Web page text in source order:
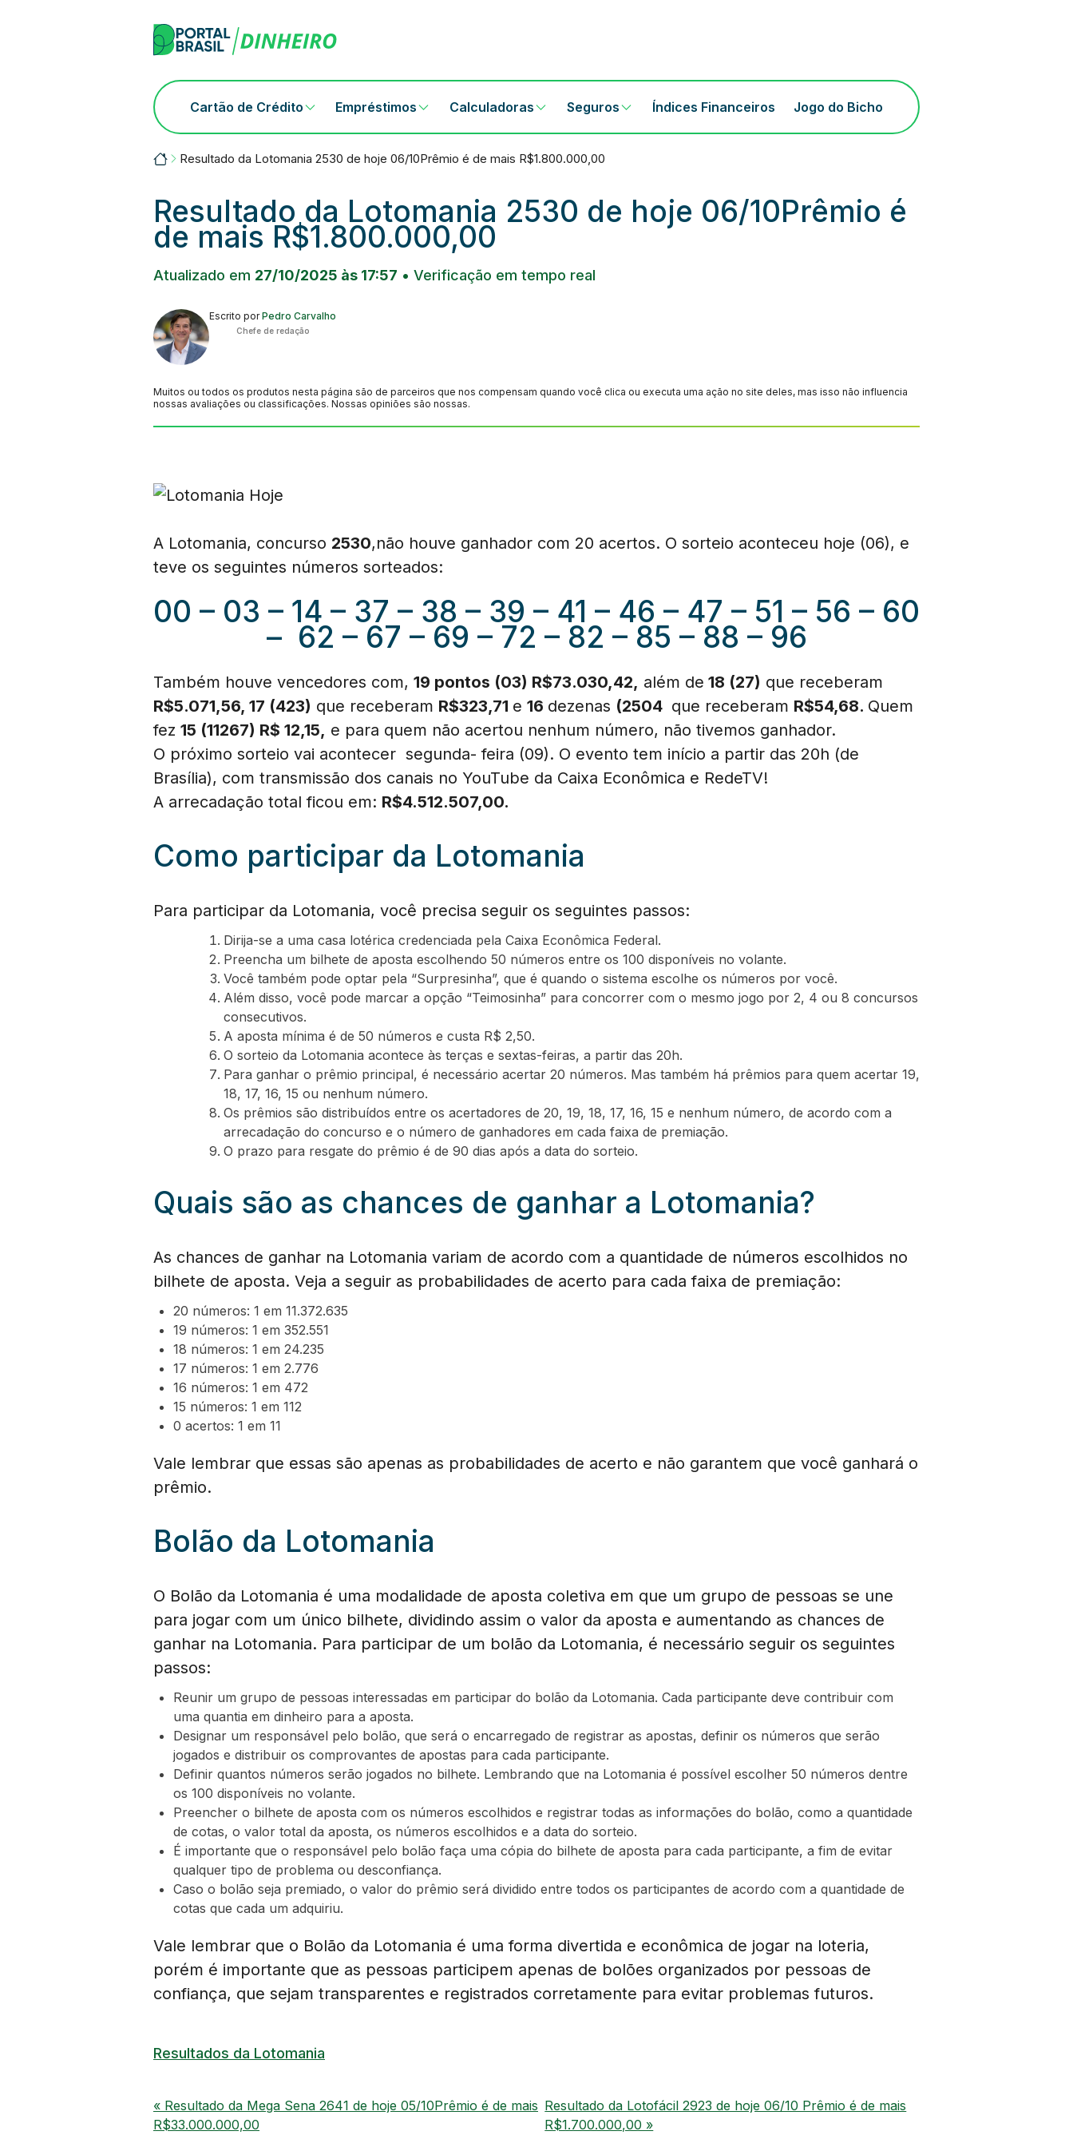
Cartão de Crédito Empréstimos Calculadoras Seguros Índices Financeiros Jogo do Bicho
Portalbrasil
Resultado da Lotomania 2530 de hoje 06/10Prêmio é de mais R$1.800.000,00
Resultado da Lotomania 2530 de hoje 06/10Prêmio é
de mais R$1.800.000,00
Atualizado em 27/10/2025 às 17:57 • Verificação em tempo real
Escrito porPedro Carvalho
Chefe de redação
Muitos ou todos os produtos nesta página são de parceiros que nos compensam quando você clica ou executa uma ação no site deles, mas isso não influencia
nossas avaliações ou classificações. Nossas opiniões são nossas.
A Lotomania, concurso 2530,não houve ganhador com 20 acertos. O sorteio aconteceu hoje (06), e
teve os seguintes números sorteados:
00 – 03 – 14 – 37 – 38 – 39 – 41 – 46 – 47 – 51 – 56 – 60
– 62 – 67 – 69 – 72 – 82 – 85 – 88 – 96
Também houve vencedores com, 19 pontos (03) R$73.030,42, além de 18 (27) que receberam
R$5.071,56, 17 (423) que receberam R$323,71 e 16 dezenas (2504 que receberam R$54,68. Quem
fez 15 (11267) R$ 12,15, e para quem não acertou nenhum número, não tivemos ganhador.
O próximo sorteio vai acontecer segunda- feira (09). O evento tem início a partir das 20h (de
Brasília), com transmissão dos canais no YouTube da Caixa Econômica e RedeTV!
A arrecadação total ficou em: R$4.512.507,00.
Como participar da Lotomania
Para participar da Lotomania, você precisa seguir os seguintes passos:
Dirija-se a uma casa lotérica credenciada pela Caixa Econômica Federal.
Preencha um bilhete de aposta escolhendo 50 números entre os 100 disponíveis no volante.
Você também pode optar pela “Surpresinha”, que é quando o sistema escolhe os números por você.
Além disso, você pode marcar a opção “Teimosinha” para concorrer com o mesmo jogo por 2, 4 ou 8 concursos
consecutivos.
A aposta mínima é de 50 números e custa R$ 2,50.
O sorteio da Lotomania acontece às terças e sextas-feiras, a partir das 20h.
Para ganhar o prêmio principal, é necessário acertar 20 números. Mas também há prêmios para quem acertar 19,
18, 17, 16, 15 ou nenhum número.
Os prêmios são distribuídos entre os acertadores de 20, 19, 18, 17, 16, 15 e nenhum número, de acordo com a
arrecadação do concurso e o número de ganhadores em cada faixa de premiação.
O prazo para resgate do prêmio é de 90 dias após a data do sorteio.
Quais são as chances de ganhar a Lotomania?
As chances de ganhar na Lotomania variam de acordo com a quantidade de números escolhidos no
bilhete de aposta. Veja a seguir as probabilidades de acerto para cada faixa de premiação:
20 números: 1 em 11.372.635
19 números: 1 em 352.551
18 números: 1 em 24.235
17 números: 1 em 2.776
16 números: 1 em 472
15 números: 1 em 112
0 acertos: 1 em 11
Vale lembrar que essas são apenas as probabilidades de acerto e não garantem que você ganhará o
prêmio.
Bolão da Lotomania
O Bolão da Lotomania é uma modalidade de aposta coletiva em que um grupo de pessoas se une
para jogar com um único bilhete, dividindo assim o valor da aposta e aumentando as chances de
ganhar na Lotomania. Para participar de um bolão da Lotomania, é necessário seguir os seguintes
passos:
Reunir um grupo de pessoas interessadas em participar do bolão da Lotomania. Cada participante deve contribuir com
uma quantia em dinheiro para a aposta.
Designar um responsável pelo bolão, que será o encarregado de registrar as apostas, definir os números que serão
jogados e distribuir os comprovantes de apostas para cada participante.
Definir quantos números serão jogados no bilhete. Lembrando que na Lotomania é possível escolher 50 números dentre
os 100 disponíveis no volante.
Preencher o bilhete de aposta com os números escolhidos e registrar todas as informações do bolão, como a quantidade
de cotas, o valor total da aposta, os números escolhidos e a data do sorteio.
É importante que o responsável pelo bolão faça uma cópia do bilhete de aposta para cada participante, a fim de evitar
qualquer tipo de problema ou desconfiança.
Caso o bolão seja premiado, o valor do prêmio será dividido entre todos os participantes de acordo com a quantidade de
cotas que cada um adquiriu.
Vale lembrar que o Bolão da Lotomania é uma forma divertida e econômica de jogar na loteria,
porém é importante que as pessoas participem apenas de bolões organizados por pessoas de
confiança, que sejam transparentes e registrados corretamente para evitar problemas futuros.
Resultados da Lotomania
« Resultado da Mega Sena 2641 de hoje 05/10Prêmio é de mais
R$33.000.000,00
Resultado da Lotofácil 2923 de hoje 06/10 Prêmio é de mais
R$1.700.000,00 »